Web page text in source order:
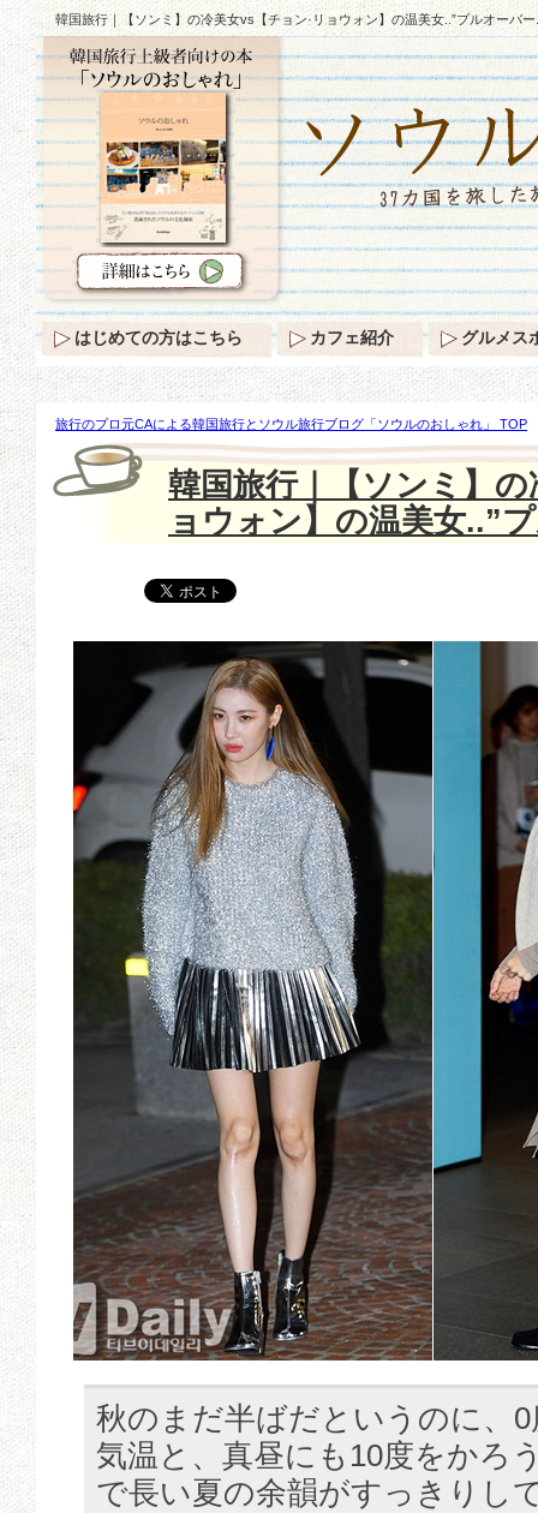
韓国旅行｜【ソンミ】の冷美女vs【チョン·リョウォン】の温美女..”プルオーバー
旅行のプロ元CAによる韓国旅行とソウル旅行ブログ「ソウルのおしゃれ」 TOP
ミ】の冷美女vs【チョン·リョウォン】の温美女..”プルオーバーニット”♪
韓国旅行｜【ソンミ】
ョウォン】の温美女..”
秋のまだ半ばだというのに、
気温と、真昼にも10度をかろ
で長い夏の余韻がすっきりし
はじめての方はこちら カフェ紹介 グルメス